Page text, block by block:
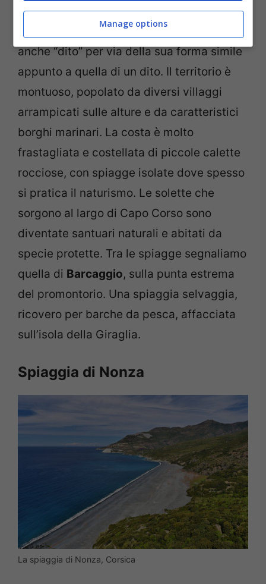
Capo Corsoè la punta settentrionale della
Corsica, si trova sul promontorio chiamato
anche “dito” per via della sua forma simile
appunto a quella di un dito. Il territorio è
montuoso, popolato da diversi villaggi
arrampicati sulle alture e da caratteristici
borghi marinari. La costa è molto
frastagliata e costellata di piccole calette
rocciose, con spiagge isolate dove spesso
si pratica il naturismo. Le solette che
sorgono al largo di Capo Corso sono
diventate santuari naturali e abitati da
specie protette. Tra le spiagge segnaliamo
quella di Barcaggio, sulla punta estrema
del promontorio. Una spiaggia selvaggia,
ricovero per barche da pesca, affacciata
sull’isola della Giraglia.
Spiaggia di Nonza
La spiaggia di Nonza, Corsica
Manage options